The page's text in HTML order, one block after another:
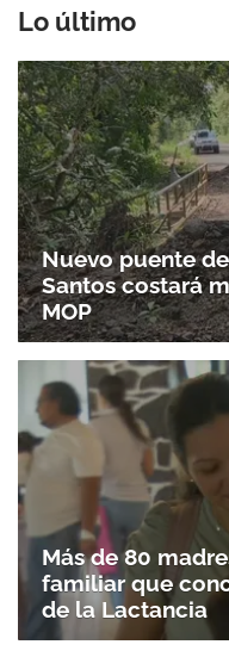
Lo último
Nuevo puente
Santos costará
MOP
Más de 80
familiar que
de la Lactancia